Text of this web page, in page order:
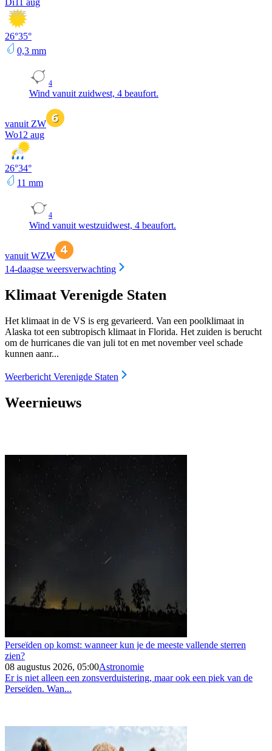
Di 11 aug
26°35°
0,3 mm
4
Wind vanuit zuidwest, 4 beaufort.
vanuit ZW
Wo12 aug
26°34°
11 mm
4
Wind vanuit westzuidwest, 4 beaufort.
vanuit WZW
14-daagse weersverwachting
Klimaat Verenigde Staten
Het klimaat in de VS is erg gevarieerd. Van een poolklimaat in
Alaska tot een subtropisch klimaat in Florida. Het zuiden is berucht
om de hurricanes die van juli tot en met november veel schade
kunnen aanr...
Weerbericht Verenigde Staten
Weernieuws
Perseïden op komst: wanneer kun je de meeste vallende sterren
zien?
08 augustus 2026, 05:00Astronomie
Er is niet alleen een zonsverduistering, maar ook een piek van de
Perseïden. Wan...